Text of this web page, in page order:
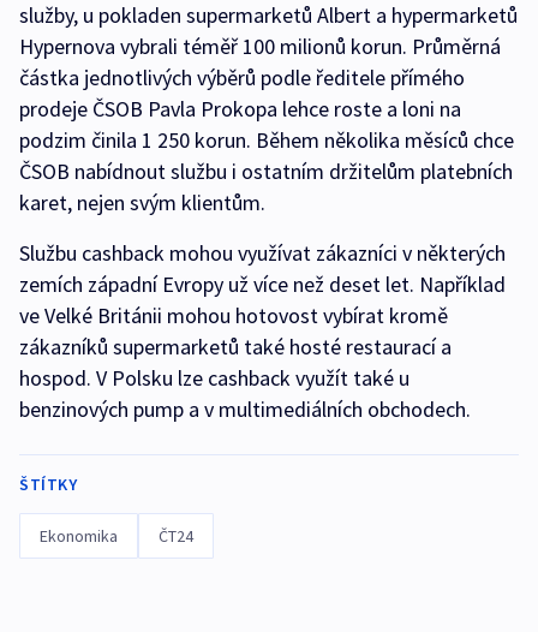
služby, u pokladen supermarketů Albert a hypermarketů
Hypernova vybrali téměř 100 milionů korun. Průměrná
částka jednotlivých výběrů podle ředitele přímého
prodeje ČSOB Pavla Prokopa lehce roste a loni na
podzim činila 1 250 korun. Během několika měsíců chce
ČSOB nabídnout službu i ostatním držitelům platebních
karet, nejen svým klientům.
Službu cashback mohou využívat zákazníci v některých
zemích západní Evropy už více než deset let. Například
ve Velké Británii mohou hotovost vybírat kromě
zákazníků supermarketů také hosté restaurací a
hospod. V Polsku lze cashback využít také u
benzinových pump a v multimediálních obchodech.
ŠTÍTKY
Ekonomika ČT24